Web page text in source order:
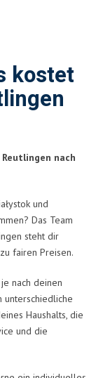
kostet
nach
und
Das Team
steht dir
zu fairen Preisen.
nach deinen
Haushalts, die
und die